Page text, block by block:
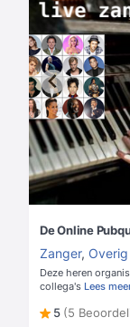
De Online
Zanger,
Deze heren
collega's Lees
5 (5